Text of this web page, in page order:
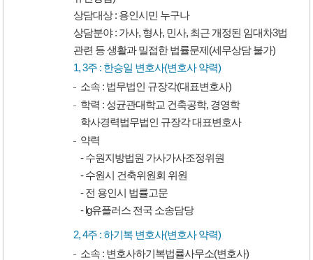
상담대상 : 용인시민 누구나
상담분야 : 가사, 형사, 민사, 최근 개정된 임대차3법
관련 등 생활과 밀접한 법률문제(세무상담 불가)
1, 3주 : 한승일 변호사(변호사 약력)
소속 : 법무법인 규장각(대표변호사)
학력 : 성균관대학교 건축공학, 경영학
학사경력법무법인 규장각 대표변호사
약력
- 수원지방법원 가사가사조정위원
- 수원시 건축위원회 위원
- 전 용인시 법률고문
- lg유플러스 전국 소송담당
2, 4주 : 하기복 변호사(변호사 약력)
소속 : 변호사하기복법률사무소(변호사)